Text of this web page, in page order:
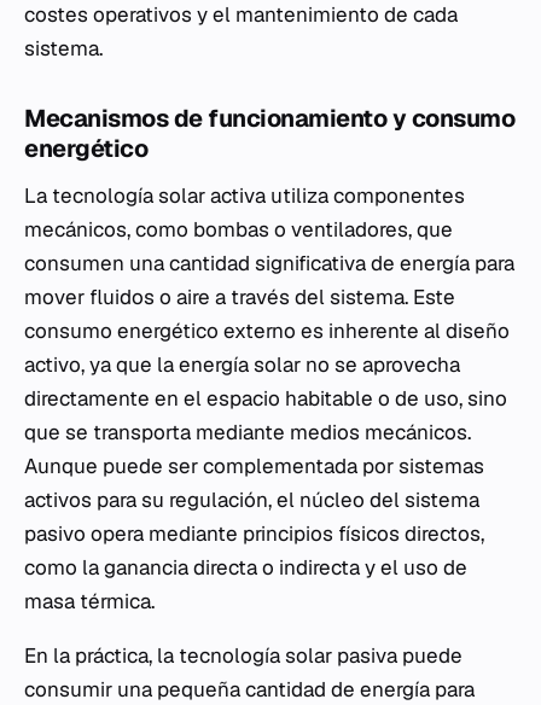
costes operativos y el mantenimiento de cada
sistema.
Mecanismos de funcionamiento y consumo
energético
La tecnología solar activa utiliza componentes
mecánicos, como bombas o ventiladores, que
consumen una cantidad significativa de energía para
mover fluidos o aire a través del sistema. Este
consumo energético externo es inherente al diseño
activo, ya que la energía solar no se aprovecha
directamente en el espacio habitable o de uso, sino
que se transporta mediante medios mecánicos.
Aunque puede ser complementada por sistemas
activos para su regulación, el núcleo del sistema
pasivo opera mediante principios físicos directos,
como la ganancia directa o indirecta y el uso de
masa térmica.
En la práctica, la tecnología solar pasiva puede
consumir una pequeña cantidad de energía para